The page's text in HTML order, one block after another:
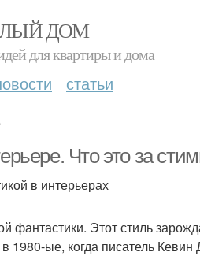
ДОМ
для квартиры и дома
статьи
Что это за
в интерьерах
фантастики. Этот стиль
1980-ые, когда писатель